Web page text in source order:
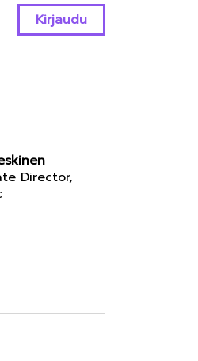
Kirjaudu
Director,